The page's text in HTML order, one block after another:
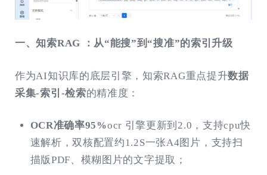
一、知索RAG ：从“能搜”到“搜准”的索引升级
作为AI知识库的底层引擎，知索RAG重点提升数据
采集-索引-检索的精准度：
OCR准确率95%ocr 引擎更新到2.0，支持cpu快
速解析，双核配置约1.2S一张A4图片，支持扫
描版PDF、模糊图片的文字提取；